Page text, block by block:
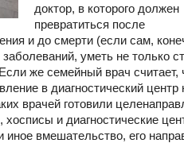
доктор, в которого должен
превратиться после
и до смерти (если сам,
уметь не только
же семейный врач считает,
в диагностический центр
врачей готовили
и диагностические
вмешательство, его